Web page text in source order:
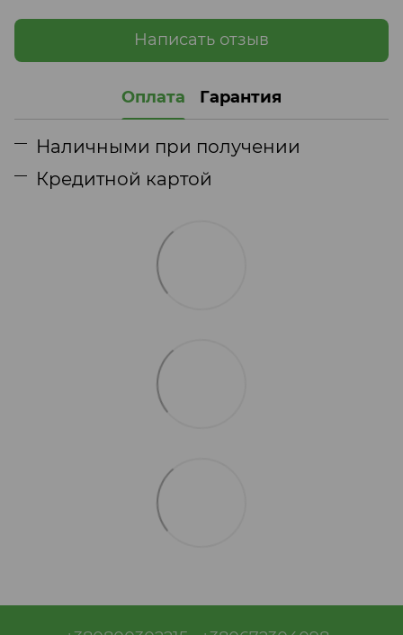
Написать отзыв
Оплата Гарантия
Наличными при получении
Кредитной картой